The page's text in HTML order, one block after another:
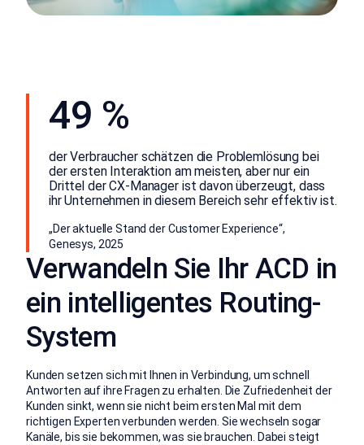
49 %
der Verbraucher schätzen die Problemlösung bei
der ersten Interaktion am meisten, aber nur ein
Drittel der CX-Manager ist davon überzeugt, dass
ihr Unternehmen in diesem Bereich sehr effektiv ist.
„Der aktuelle Stand der Customer Experience“,
Genesys, 2025
Verwandeln Sie Ihr ACD in
ein intelligentes Routing-
System
Kunden setzen sich mit Ihnen in Verbindung, um schnell
Antworten auf ihre Fragen zu erhalten. Die Zufriedenheit der
Kunden sinkt, wenn sie nicht beim ersten Mal mit dem
richtigen Experten verbunden werden. Sie wechseln sogar
Kanäle, bis sie bekommen, was sie brauchen. Dabei steigt